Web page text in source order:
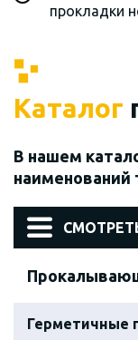
прокладки
Каталог
В нашем
наименований
Герметичные